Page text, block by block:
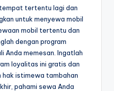
tempat tertentu lagi dan
untuk menyewa mobil
mobil tertentu dan
dengan program
Anda memesan. Ingatlah
loyalitas ini gratis dan
hak istimewa tambahan
pahami sewa Anda